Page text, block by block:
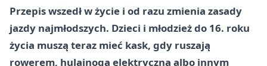
Przepis wszedł w życie i od razu zmienia zasady
jazdy najmłodszych. Dzieci i młodzież do 16. roku
życia muszą teraz mieć kask, gdy ruszają
rowerem, hulajnogą elektryczną albo innym